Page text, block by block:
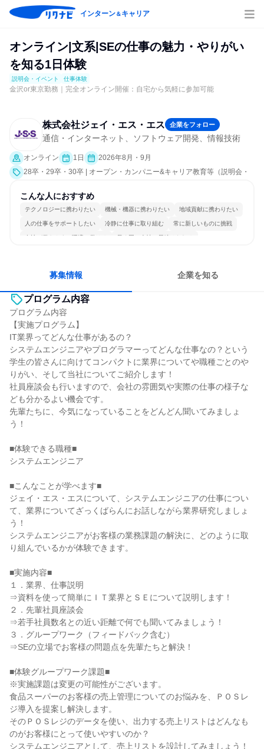
インターン＆キャリア
オンライン|文系|SEの仕事の魅力・やりがい
を知る1日体験
説明会・イベント 仕事体験
金沢or東京勤務｜完全オンライン開催：自宅から気軽に参加可能
株式会社ジェイ・エス・エス 企業をフォロー
通信・インターネット、ソフトウェア開発、情報技術
オンライン 1日
2026年8月・9月
28卒・29卒・30卒 | オープン・カンパニー&キャリア教育等（説明会・
会、業界研究]、仕事体験）
こんな人におすすめ
テクノロジーに携わりたい 機械・機器に携わりたい 地域貢献に携わりたい
人の仕事をサポートしたい 冷静に仕事に取り組む 常に新しいものに挑戦
女性が働きやすい環境で働ける 長く同じ会社に居続けられる
募集情報 企業を知る
プログラム内容
プログラム内容
【実施プログラム】
IT業界ってどんな仕事があるの？
システムエンジニアやプログラマーってどんな仕事なの？という
学生の皆さんに向けてコンパクトに業界についてや職種ごとのや
りがい、そして当社についてご紹介します！
社員座談会も行いますので、会社の雰囲気や実際の仕事の様子な
ども分かるよい機会です。
先輩たちに、今気になっていることをどんどん聞いてみましょ
う！
■体験できる職種■
システムエンジニア
■こんなことが学べます■
ジェイ・エス・エスについて、システムエンジニアの仕事につい
て、業界についてざっくばらんにお話しながら業界研究しましょ
う！
システムエンジニアがお客様の業務課題の解決に、どのように取
り組んでいるかが体験できます。
■実施内容■
１．業界、仕事説明
⇒資料を使って簡単にＩＴ業界とＳＥについて説明します！
２．先輩社員座談会
⇒若手社員数名との近い距離で何でも聞いてみましょう！
３．グループワーク（フィードバック含む）
⇒SEの立場でお客様の問題点を先輩たちと解決！
■体験グループワーク課題■
※実施課題は変更の可能性がございます。
食品スーパーのお客様の売上管理についてのお悩みを、ＰＯＳレ
ジ導入を提案し解決します。
そのＰＯＳレジのデータを使い、出力する売上リストはどんなも
のがお客様にとって使いやすいのか？
システムエンジニアとして、売上リストを設計してみましょう！